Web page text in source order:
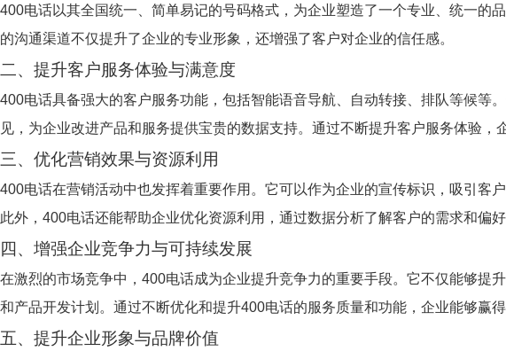
400电话以其全国统一、简单易记的号码格式，为企业塑造了一个专业、统一
的沟通渠道不仅提升了企业的专业形象，还增强了客户对企业的信任感。
二、提升客户服务体验与满意度
400电话具备强大的客户服务功能，包括智能语音导航、自动转接、排队等候
见，为企业改进产品和服务提供宝贵的数据支持。通过不断提升客户服务体验
三、优化营销效果与资源利用
400电话在营销活动中也发挥着重要作用。它可以作为企业的宣传标识，吸引客
此外，400电话还能帮助企业优化资源利用，通过数据分析了解客户的需求和偏
四、增强企业竞争力与可持续发展
在激烈的市场竞争中，400电话成为企业提升竞争力的重要手段。它不仅能够提
和产品开发计划。通过不断优化和提升400电话的服务质量和功能，企业能够赢
五、提升企业形象与品牌价值